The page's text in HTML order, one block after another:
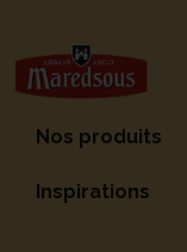
Nos produits
Inspirations